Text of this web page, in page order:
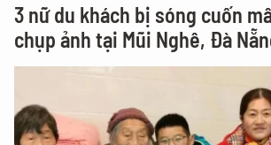
3 nữ du khách bị sóng cuốn
chụp ảnh tại Mũi Nghê, Đà